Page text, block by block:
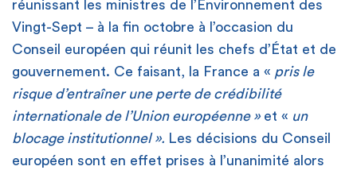
réunissant les ministres de l’Environnement des
Vingt-Sept – à la fin octobre à l’occasion du
Conseil européen qui réunit les chefs d’État et de
gouvernement. Ce faisant, la France a « pris le
risque d’entraîner une perte de crédibilité
internationale de l’Union européenne »et « un
blocage institutionnel ».
Les décisions du Conseil
européen sont en effet prises à l’unanimité alors